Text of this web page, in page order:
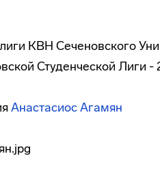
КВН Сеченовского
Студенческой Лиги
Анастасиос Агамян